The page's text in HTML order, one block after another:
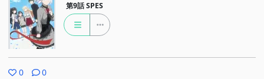
第9話 SPES
0 0